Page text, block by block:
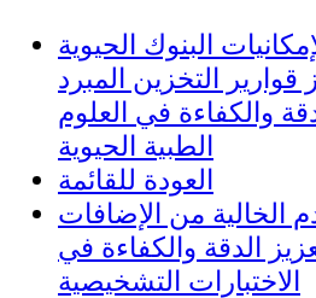
البنوك الحيوية
التخزين المبرد
والكفاءة في العلوم
الطبية الحيوية
العودة للقائمة
الخالية من الإضافات
الدقة والكفاءة في
الاختبارات التشخيصية